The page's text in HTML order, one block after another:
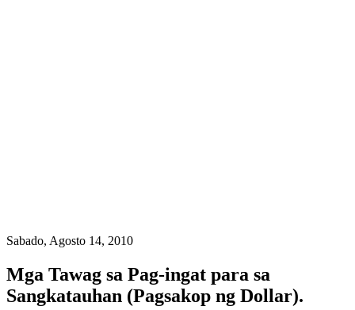
Sabado, Agosto 14, 2010
Mga Tawag sa Pag-ingat para sa
Sangkatauhan (Pagsakop ng Dollar).